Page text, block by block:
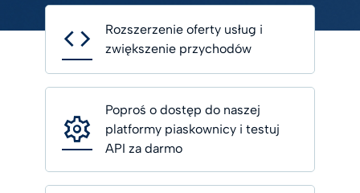
Rozszerzenie oferty usług i
zwiększenie przychodów
Poproś o dostęp do naszej
platformy piaskownicy i testuj
API za darmo